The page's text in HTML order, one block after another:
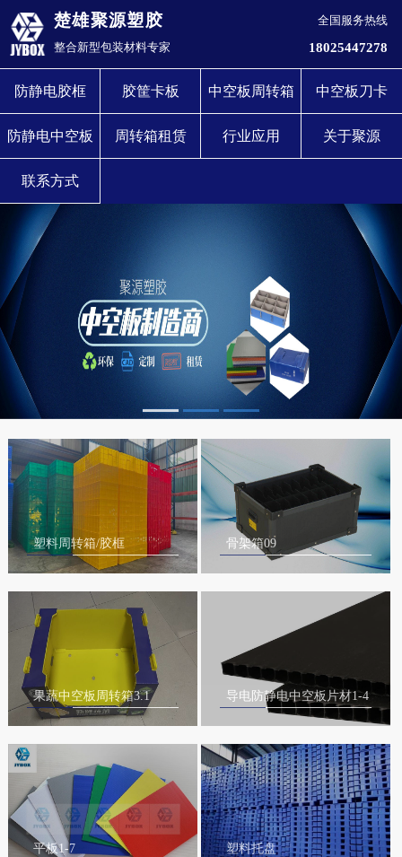
楚雄聚源塑胶
整合新型包装材料专家
全国服务热线
18025447278
防静电胶框 胶筐卡板 中空板周转箱 中空板刀卡
防静电中空板 周转箱租赁 行业应用 关于聚源
联系方式
塑料周转箱/胶框 骨架箱09
果蔬中空板周转箱3.1 导电防静电中空板片材1-4
平板1-7 塑料托盘